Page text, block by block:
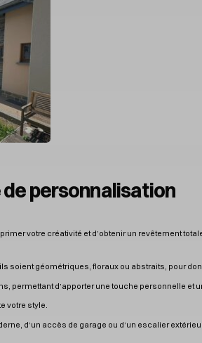
personnalisation
votre créativité et d’obtenir un revêtement
soient géométriques, floraux ou abstraits, pour
permettant d’apporter une touche personnelle et
votre style.
d’un accès de garage ou d’un escalier